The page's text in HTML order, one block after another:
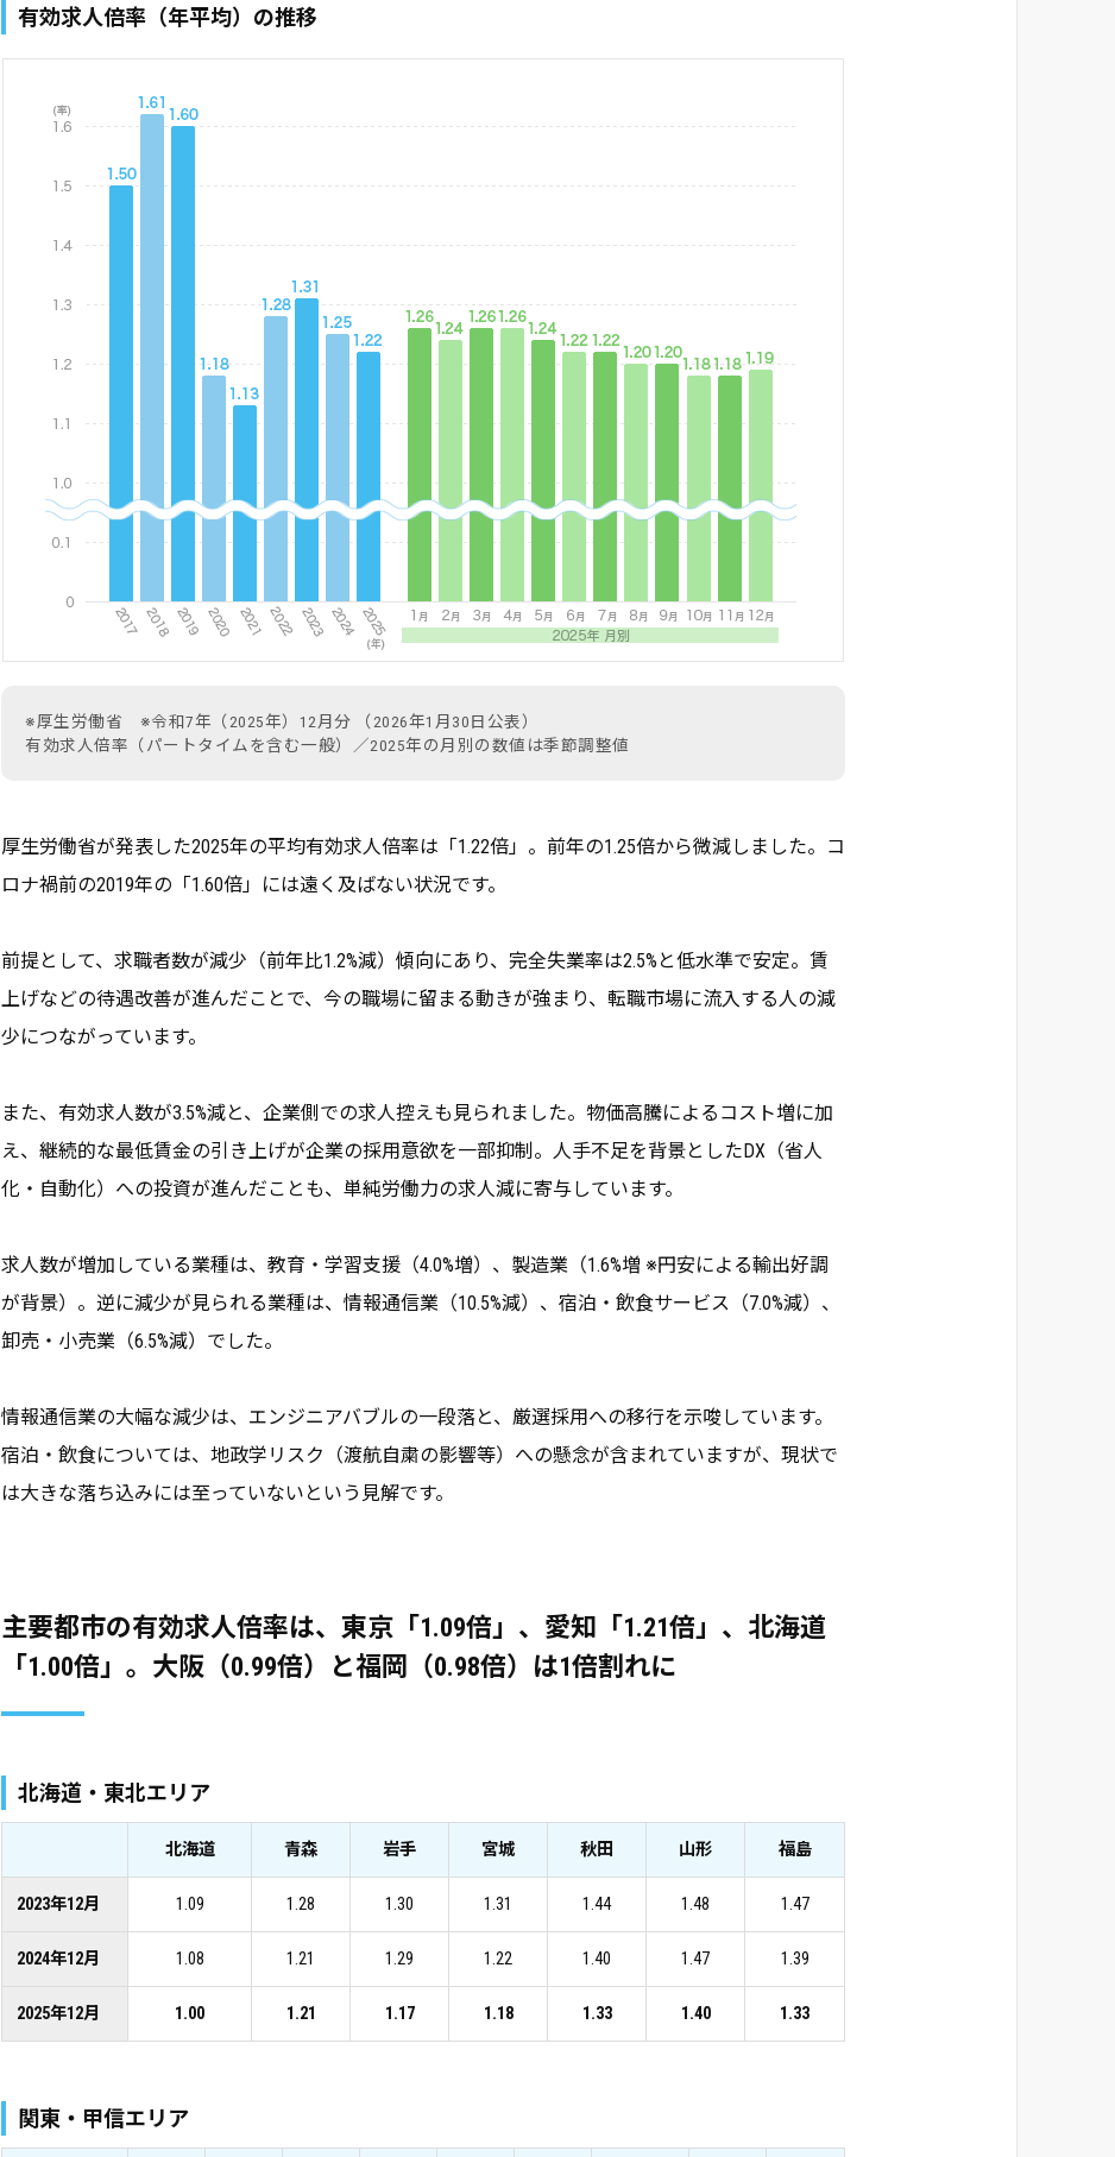
有効求人倍率（年平均）の推移
※厚生労働省 ※令和7年（2025年）12月分 （2026年1月30日公表）
有効求人倍率（パートタイムを含む一般）／2025年の月別の数値は季節調整値
厚生労働省が発表した2025年の平均有効求人倍率は「1.22倍」。前年の1.25倍から微減しました。コ
ロナ禍前の2019年の「1.60倍」には遠く及ばない状況です。
前提として、求職者数が減少（前年比1.2%減）傾向にあり、完全失業率は2.5%と低水準で安定。賃
上げなどの待遇改善が進んだことで、今の職場に留まる動きが強まり、転職市場に流入する人の減
少につながっています。
また、有効求人数が3.5%減と、企業側での求人控えも見られました。物価高騰によるコスト増に加
え、継続的な最低賃金の引き上げが企業の採用意欲を一部抑制。人手不足を背景としたDX（省人
化・自動化）への投資が進んだことも、単純労働力の求人減に寄与しています。
求人数が増加している業種は、教育・学習支援（4.0%増）、製造業（1.6%増 ※円安による輸出好調
が背景）。逆に減少が見られる業種は、情報通信業（10.5%減）、宿泊・飲食サービス（7.0%減）、
卸売・小売業（6.5%減）でした。
情報通信業の大幅な減少は、エンジニアバブルの一段落と、厳選採用への移行を示唆しています。
宿泊・飲食については、地政学リスク（渡航自粛の影響等）への懸念が含まれていますが、現状で
は大きな落ち込みには至っていないという見解です。
主要都市の有効求人倍率は、東京「1.09倍」、愛知「1.21倍」、北海道
「1.00倍」。大阪（0.99倍）と福岡（0.98倍）は1倍割れに
北海道・東北エリア
北海道 青森 岩手 宮城 秋田 山形 福島
2023年12月 1.09 1.28 1.30 1.31 1.44 1.48 1.47
2024年12月 1.08 1.21 1.29 1.22 1.40 1.47 1.39
2025年12月 1.00 1.21 1.17 1.18 1.33 1.40 1.33
関東・甲信エリア